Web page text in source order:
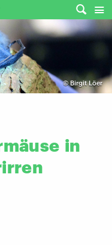
© Birgit Löer
in